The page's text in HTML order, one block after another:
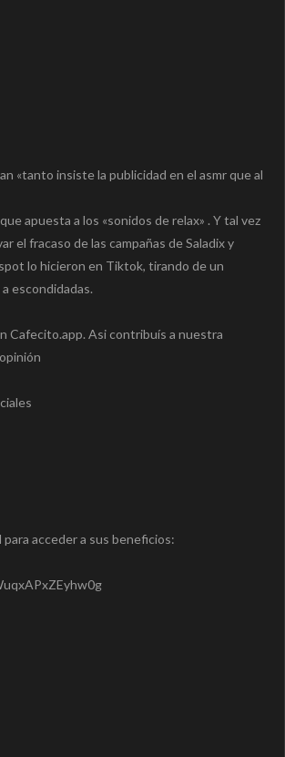
«tanto insiste la publicidad en el asmr que al
apuesta a los «sonidos de relax» . Y tal vez
el fracaso de las campañas de Saladix y
lo hicieron en Tiktok, tirando de un
escondidadas.
Cafecito.app. Asi contribuís a nuestra
acceder a sus beneficios: